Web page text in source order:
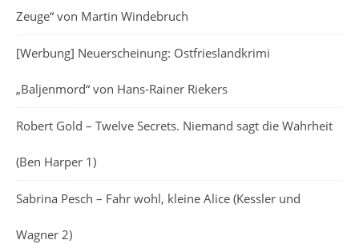
Zeuge“ von Martin Windebruch
[Werbung] Neuerscheinung: Ostfrieslandkrimi
„Baljenmord“ von Hans-Rainer Riekers
Robert Gold – Twelve Secrets. Niemand sagt die Wahrheit
(Ben Harper 1)
Sabrina Pesch – Fahr wohl, kleine Alice (Kessler und
Wagner 2)